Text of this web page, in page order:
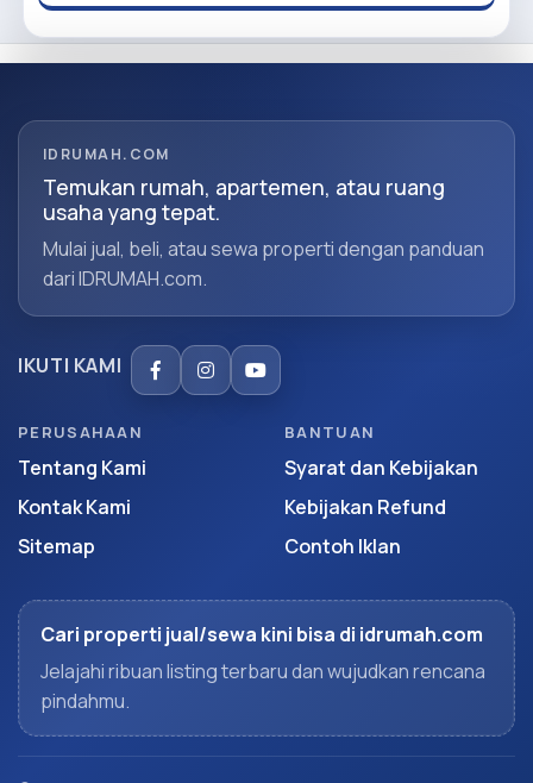
IDRUMAH.COM
Temukan rumah, apartemen, atau ruang
usaha yang tepat.
Mulai jual, beli, atau sewa properti dengan panduan
dari IDRUMAH.com.
IKUTI KAMI
PERUSAHAAN
Tentang Kami
Kontak Kami
Sitemap
BANTUAN
Syarat dan Kebijakan
Kebijakan Refund
Contoh Iklan
Cari properti jual/sewa kini bisa di idrumah.com
Jelajahi ribuan listing terbaru dan wujudkan rencana
pindahmu.